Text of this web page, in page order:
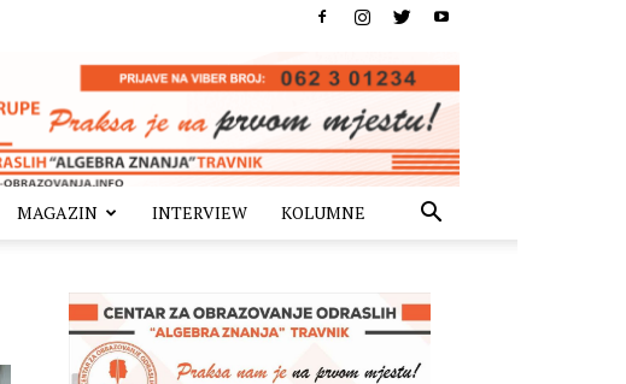
MAGAZIN INTERVIEW KOLUMNE